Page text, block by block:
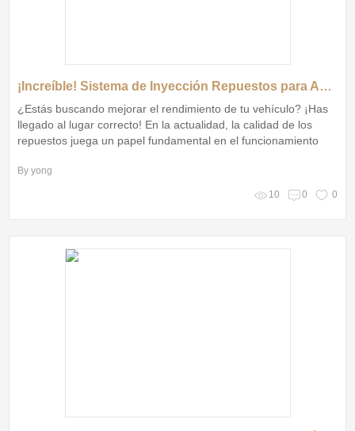
¡Increíble! Sistema de Inyección Repuestos para Automóviles que Transformará tu Vehículo
¿Estás buscando mejorar el rendimiento de tu vehículo? ¡Has
llegado al lugar correcto! En la actualidad, la calidad de los
repuestos juega un papel fundamental en el funcionamiento
By yong
10 0 0